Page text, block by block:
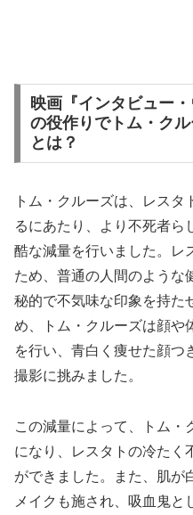
映画『インタビュー
の役作りでトム・ク
とは？
トム・クルーズは、レス
るにあたり、より不死者ら
酷な減量を行いました。レ
ため、普通の人間のような
秘的で不気味な印象を持た
め、トム・クルーズは顔や
を行い、青白く痩せた顔つ
撮影に挑みました。
この減量によって、トム・
になり、レスタトの冷たく
ができました。また、肌が
メイクも施され、吸血鬼と